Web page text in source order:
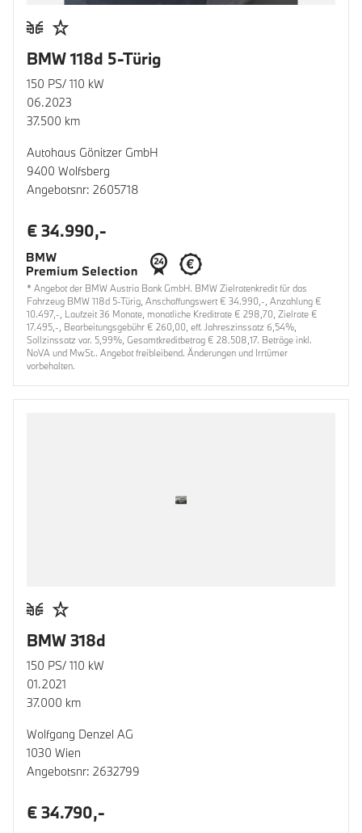
BMW 118d 5-Türig
150 PS/ 110 kW
06.2023
37.500 km
Autohaus Gönitzer GmbH
9400 Wolfsberg
Angebotsnr: 2605718
€ 34.990,-
* Angebot der BMW Austria Bank GmbH. BMW Zielratenkredit für das
Fahrzeug BMW 118d 5-Türig, Anschaffungswert € 34.990,-, Anzahlung €
10.497,-, Laufzeit 36 Monate, monatliche Kreditrate € 298,70, Zielrate €
17.495,-, Bearbeitungsgebühr € 260,00, eff. Jahreszinssatz 6,54%,
Sollzinssatz var. 5,99%, Gesamtkreditbetrag € 28.508,17. Beträge inkl.
NoVA und MwSt.. Angebot freibleibend. Änderungen und Irrtümer
vorbehalten.
BMW 318d
150 PS/ 110 kW
01.2021
37.000 km
Wolfgang Denzel AG
1030 Wien
Angebotsnr: 2632799
€ 34.790,-